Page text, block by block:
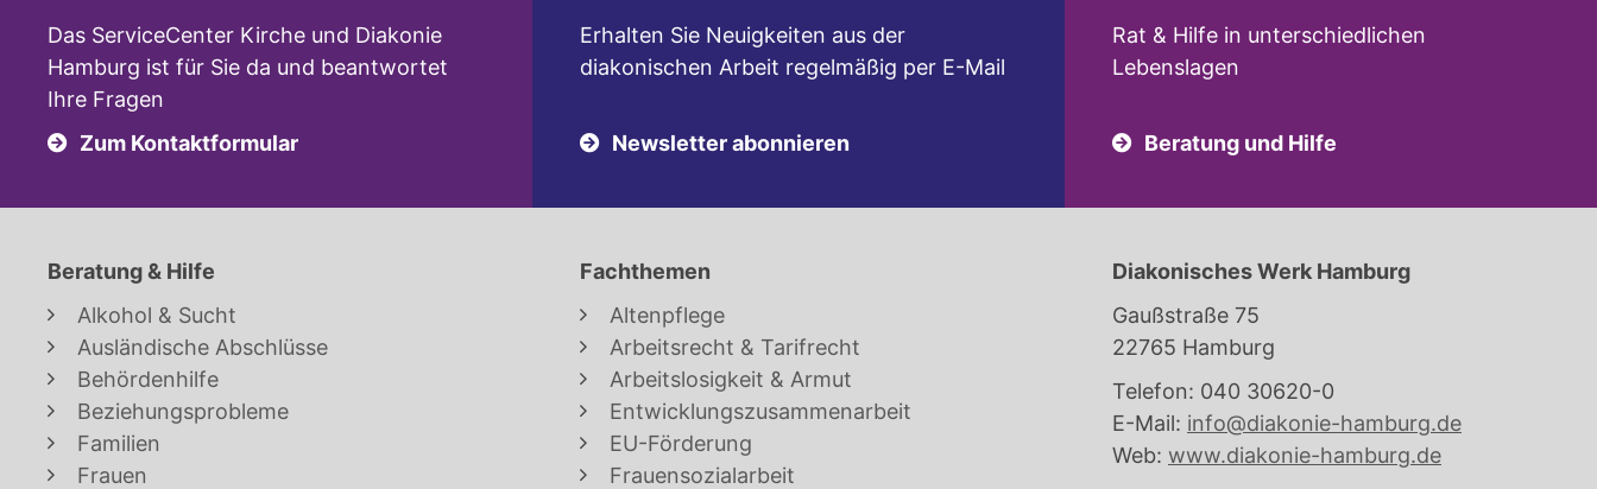
Das ServiceCenter Kirche und Diakonie
Hamburg ist für Sie da und beantwortet
Ihre Fragen
Zum Kontaktformular
Erhalten Sie Neuigkeiten aus der
diakonischen Arbeit regelmäßig per E-Mail
Newsletter abonnieren
Rat & Hilfe in unterschiedlichen
Lebenslagen
Beratung und Hilfe
Beratung & Hilfe
Alkohol & Sucht
Ausländische Abschlüsse
Behördenhilfe
Beziehungsprobleme
Familien
Frauen
Fachthemen
Altenpflege
Arbeitsrecht & Tarifrecht
Arbeitslosigkeit & Armut
Entwicklungszusammenarbeit
EU-Förderung
Frauensozialarbeit
Diakonisches Werk Hamburg
Gaußstraße 75
22765 Hamburg
Telefon: 040 30620-0
E-Mail: info@diakonie-hamburg.de
Web: www.diakonie-hamburg.de